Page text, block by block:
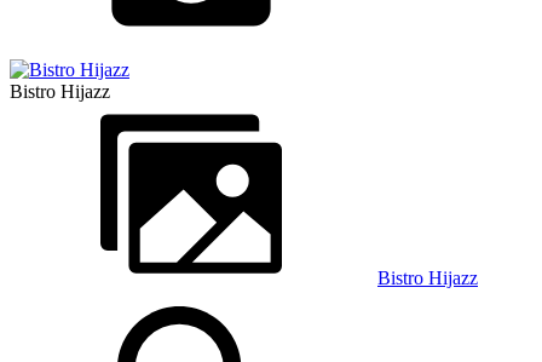
Bistro Hijazz
Bistro Hijazz